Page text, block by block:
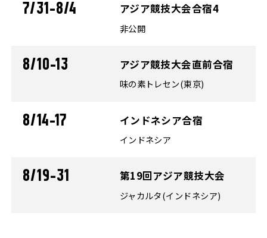
7/31-8/4 アジア競技大会合宿4
非公開
8/10-13 アジア競技大会直前合宿
味の素トレセン(東京)
8/14-17 インドネシア合宿
インドネシア
8/19-31 第19回アジア競技大会
ジャカルタ(インドネシア)